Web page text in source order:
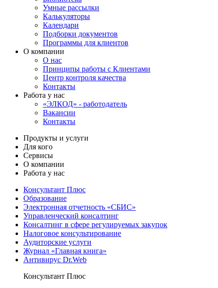
Умные рассылки
Калькуляторы
Календари
Подборки документов
Программы для клиентов
О компании
О нас
Принципы работы с Клиентами
Центр контроля качества
Контакты
Работа у нас
«ЭЛКОД» - работодатель
Вакансии
Контакты
Продукты и услуги
Для кого
Сервисы
О компании
Работа у нас
Консультант Плюс
Образование
Электронная отчетность «СБИС»
Управленческий консалтинг
Консалтинг в сфере регулируемых закупок
Налоговое консультирование
Аудиторские услуги
Журнал «Главная книга»
Антивирус Dr.Web
Консультант Плюс